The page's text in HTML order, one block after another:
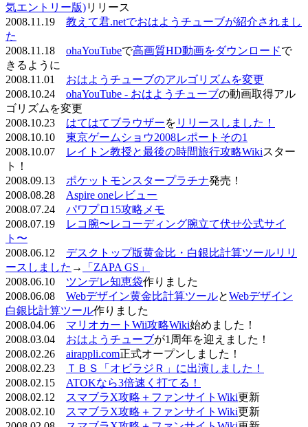
気エントリー版)リリース
2008.11.19 教えて君.netでおはようチューブが紹介されまし
た
2008.11.18 ohaYouTubeで高画質HD動画をダウンロードで
きるように
2008.11.01 おはようチューブのアルゴリズムを変更
2008.10.24 ohaYouTube - おはようチューブの動画取得アル
ゴリズムを変更
2008.10.23 はてはてブラウザーを リリースしました！
2008.10.10 東京ゲームショウ2008レポートその1
2008.10.07
レイトン教授と最後の時間旅行攻略Wikiスター
ト！
2008.09.13 ポケットモンスタープラチナ発売！
2008.08.28 Aspire oneレビュー
2008.07.24 パワプロ15攻略メモ
2008.07.19
レコ腕〜レコーディング腕立て伏せ公式サイ
ト〜
2008.06.12 デスクトップ版黄金比・白銀比計算ツールリリ
ースしました →
「ZAPA GS」
2008.06.10 ツンデレ知恵袋作りました
2008.06.08 Webデザイン黄金比計算ツールとWebデザイン
白銀比計算ツール作りました
2008.04.06 マリオカートWii攻略Wiki始めました！
2008.03.04 おはようチューブが1周年を迎えました！
2008.02.26 airappli.com正式オープンしました！
2008.02.23
ＴＢＳ「オビラジＲ」に出演しました！
2008.02.15 ATOKなら3倍速く打てる！
2008.02.12
スマブラX攻略＋ファンサイトWiki更新
2008.02.10
スマブラX攻略＋ファンサイトWiki更新